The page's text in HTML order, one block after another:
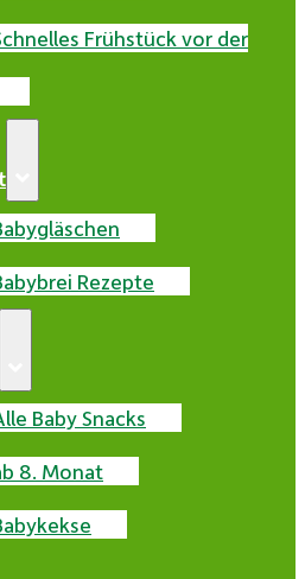
Frühstück vor der
Rezepte
Baby Snacks
8. Monat